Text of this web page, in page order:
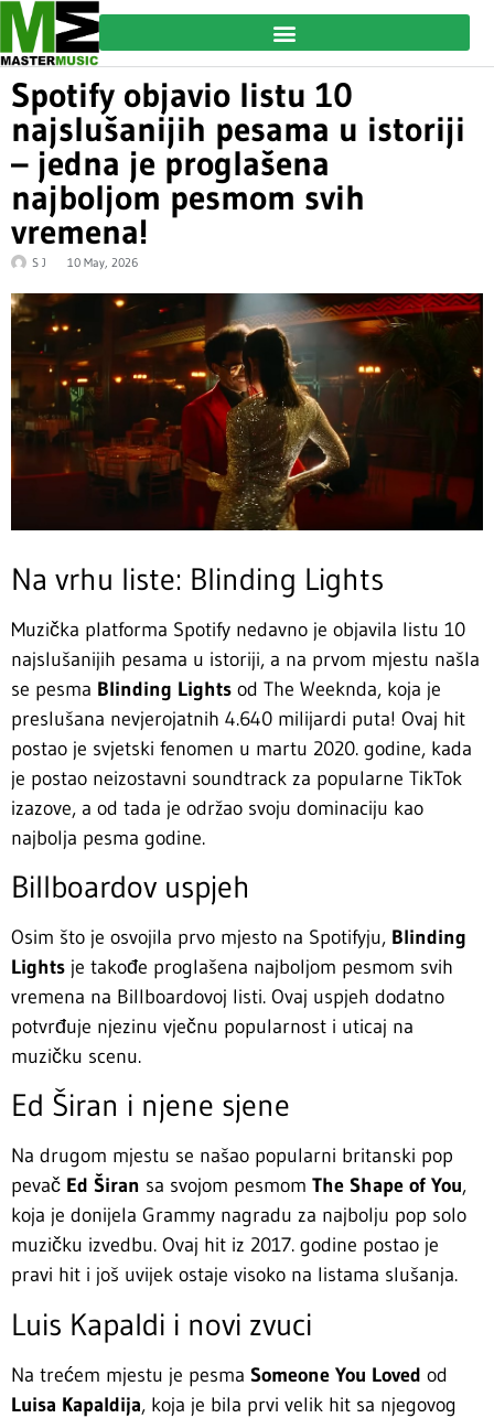
Spotify objavio listu 10
najslušanijih pesama u istoriji
– jedna je proglašena
najboljom pesmom svih
vremena!
S J 10 May, 2026
Na vrhu liste: Blinding Lights
Muzička platforma Spotify nedavno je objavila listu 10
najslušanijih pesama u istoriji, a na prvom mjestu našla
se pesma Blinding Lights od The Weeknda, koja je
preslušana nevjerojatnih 4.640 milijardi puta! Ovaj hit
postao je svjetski fenomen u martu 2020. godine, kada
je postao neizostavni soundtrack za popularne TikTok
izazove, a od tada je održao svoju dominaciju kao
najbolja pesma godine.
Billboardov uspjeh
Osim što je osvojila prvo mjesto na Spotifyju, Blinding
Lights je takođe proglašena najboljom pesmom svih
vremena na Billboardovoj listi. Ovaj uspjeh dodatno
potvrđuje njezinu vječnu popularnost i uticaj na
muzičku scenu.
Ed Širan i njene sjene
Na drugom mjestu se našao popularni britanski pop
pevač Ed Širan sa svojom pesmom The Shape of You,
koja je donijela Grammy nagradu za najbolju pop solo
muzičku izvedbu. Ovaj hit iz 2017. godine postao je
pravi hit i još uvijek ostaje visoko na listama slušanja.
Luis Kapaldi i novi zvuci
Na trećem mjestu je pesma Someone You Loved od
Luisa Kapaldija, koja je bila prvi velik hit sa njegovog